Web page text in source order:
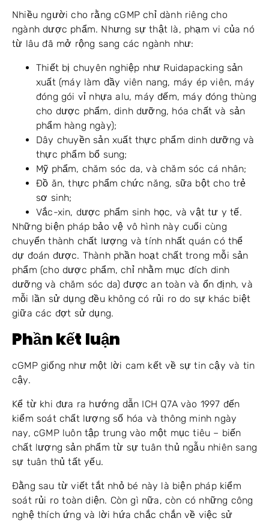
Nhiều người cho rằng cGMP chỉ dành riêng cho
ngành dược phẩm. Nhưng sự thật là, phạm vi của nó
từ lâu đã mở rộng sang các ngành như:
Thiết bị chuyên nghiệp như Ruidapacking sản
xuất (máy làm đầy viên nang, máy ép viên, máy
đóng gói vỉ nhựa alu, máy đếm, máy đóng thùng
cho dược phẩm, dinh dưỡng, hóa chất và sản
phẩm hàng ngày);
Dây chuyền sản xuất thực phẩm dinh dưỡng và
thực phẩm bổ sung;
Mỹ phẩm, chăm sóc da, và chăm sóc cá nhân;
Đồ ăn, thực phẩm chức năng, sữa bột cho trẻ
sơ sinh;
Vắc-xin, dược phẩm sinh học, và vật tư y tế.
Những biện pháp bảo vệ vô hình này cuối cùng
chuyển thành chất lượng và tính nhất quán có thể
dự đoán được. Thành phần hoạt chất trong mỗi sản
phẩm (cho dược phẩm, chỉ nhằm mục đích dinh
dưỡng và chăm sóc da) được an toàn và ổn định, và
mỗi lần sử dụng đều không có rủi ro do sự khác biệt
giữa các đợt sử dụng.
Phần kết luận
cGMP giống như một lời cam kết về sự tin cậy và tin
cậy.
Kể từ khi đưa ra hướng dẫn ICH Q7A vào 1997 đến
kiểm soát chất lượng số hóa và thông minh ngày
nay, cGMP luôn tập trung vào một mục tiêu – biến
chất lượng sản phẩm từ sự tuân thủ ngẫu nhiên sang
sự tuân thủ tất yếu.
Đằng sau từ viết tắt nhỏ bé này là biện pháp kiểm
soát rủi ro toàn diện. Còn gì nữa, còn có những công
nghệ thích ứng và lời hứa chắc chắn về việc sử